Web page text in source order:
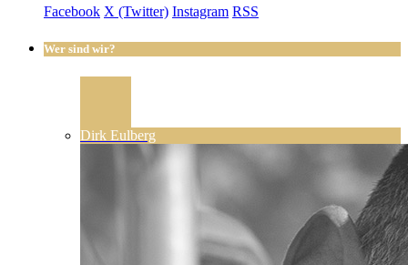
Facebook X (Twitter) Instagram RSS
Wer sind wir?
Dirk Eulberg